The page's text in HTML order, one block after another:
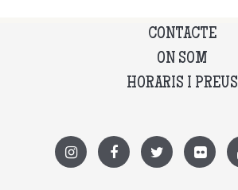
CONTACTE
ON SOM
HORARIS I PREUS